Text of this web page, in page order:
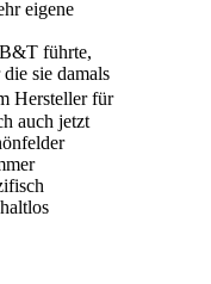
eigene
führte,
sie damals
Hersteller für
auch jetzt